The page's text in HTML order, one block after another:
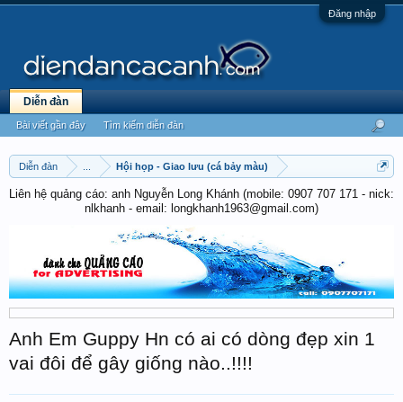
Đăng nhập
Diễn đàn Hội họp - Giao lưu (cá bảy màu)
Liên hệ quảng cáo: anh Nguyễn Long Khánh (mobile: 0907 707 171 - nick:
nlkhanh - email: longkhanh1963@gmail.com)
Anh Em Guppy Hn có ai có dòng đẹp xin 1
vai đôi để gây giống nào..!!!!
Diễn đàn
Bài viết gần đây Tìm kiếm diễn đàn